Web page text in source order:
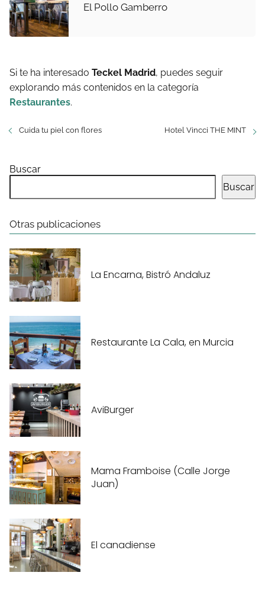
El Pollo Gamberro
Si te ha interesado Teckel Madrid, puedes seguir
explorando más contenidos en la categoría
Restaurantes.
Cuida tu piel con flores Hotel Vincci THE MINT
Buscar
Buscar
Otras publicaciones
La Encarna, Bistró Andaluz
Restaurante La Cala, en Murcia
AviBurger
Mama Framboise (Calle Jorge
Juan)
El canadiense